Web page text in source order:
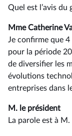
Quel est l’avis du
Mme Catherine
Je confirme que
pour la période
de diversifier les
évolutions
entreprises dans
M. le président
La parole est à